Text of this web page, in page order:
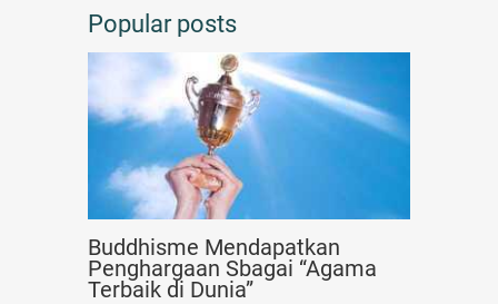
Popular posts
Buddhisme Mendapatkan
Penghargaan Sbagai “Agama
Terbaik di Dunia”